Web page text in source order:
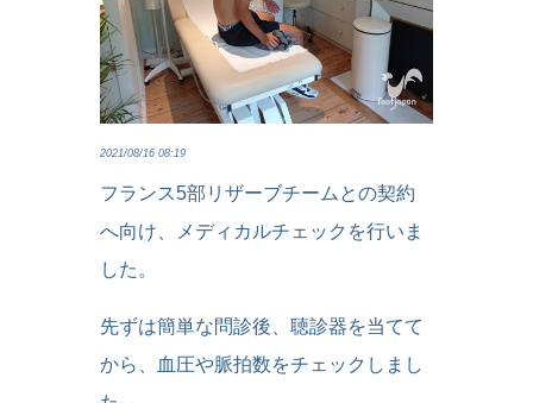
2021/08/16 08:19
フランス5部リザーブチームとの契約
へ向け、メディカルチェックを行いま
した。
先ずは簡単な問診後、聴診器を当てて
から、血圧や脈拍数をチェックしまし